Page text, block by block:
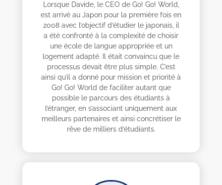
Lorsque Davide, le CEO de Go! Go! World,
est arrivé au Japon pour la première fois en
2008 avec l’objectif d’étudier le japonais, il
a été confronté à la complexité de choisir
une école de langue appropriée et un
logement adapté. Il était convaincu que le
processus devait être plus simple. C’est
ainsi qu’il a donné pour mission et priorité à
Go! Go! World de faciliter autant que
possible le parcours des étudiants à
l’étranger, en s’associant uniquement aux
meilleurs partenaires et ainsi concrétiser le
rêve de milliers d’étudiants.